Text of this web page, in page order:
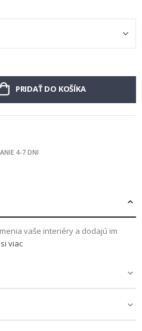
PRIDAŤ DO KOŠÍKA
4-7 DNI
vaše interiéry a dodajú im
viac